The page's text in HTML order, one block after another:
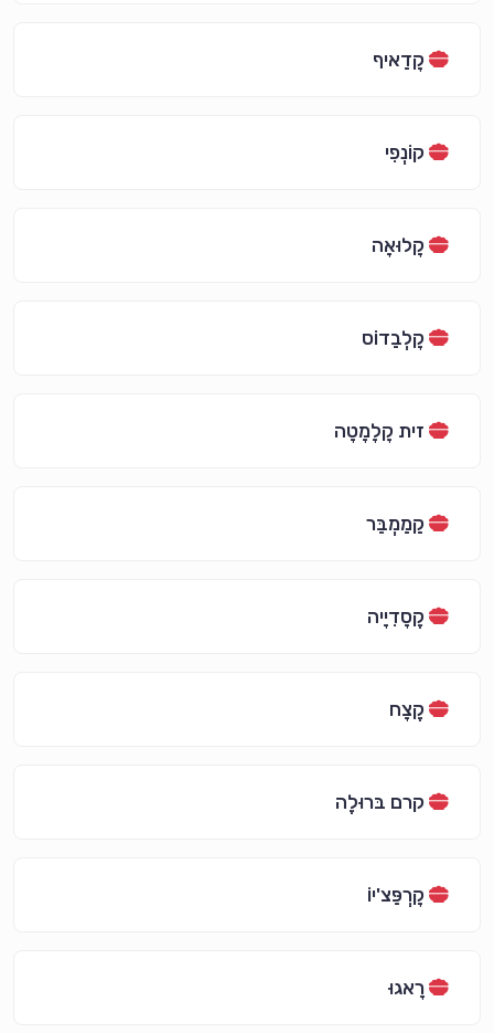
קָדַאיף
קוֹנְפִי
קָלוּאָה
קָלְבַדוֹס
זית קָלָמָטָה
קַמַמְבֵּר
קֶסָדִיָיה
קֶצָח
קרם בּרוּלֶה
קָרְפַּצ'יוֹ
רָאגוּ